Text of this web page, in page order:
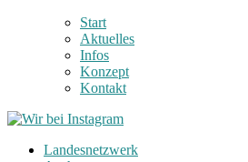
Start
Aktuelles
Infos
Konzept
Kontakt
Landesnetzwerk